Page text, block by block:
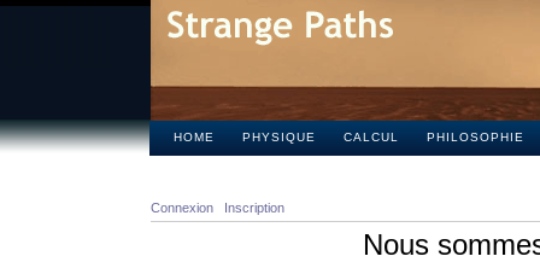
HOME PHYSIQUE CALCUL PHILOSOPHIE
Connexion Inscription
Nous